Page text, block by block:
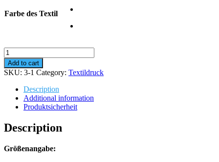
Farbe des Textil
Sweatshirt
Dino
4
Jahre
quantity
Add to cart
SKU: 3-1 Category: Textildruck
Description
Additional information
Produktsicherheit
Description
Größenangabe: